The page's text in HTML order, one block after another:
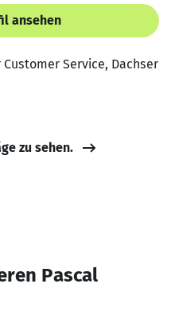
ansehen
Service, Dachser
zu sehen.
Pascal